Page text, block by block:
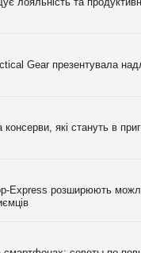
Gear презентувала
які стануть в
Express розширюють